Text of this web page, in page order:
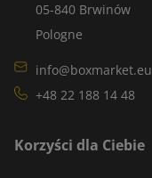
05-840 Brwinów
Pologne
info@boxmarket.eu
+48 22 188 14 48
Korzyści dla Ciebie